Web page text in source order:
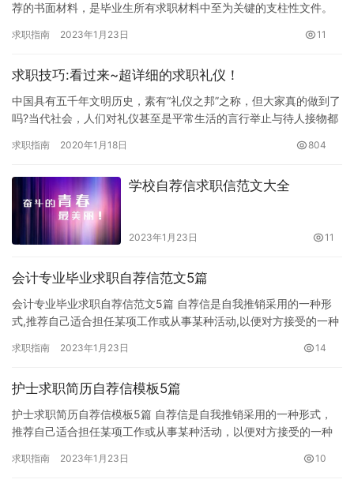
荐的书面材料，是毕业生所有求职材料中至为关键的支柱性文件。
职…
求职指南 2023年1月23日 11
求职技巧:看过来~超详细的求职礼仪！
中国具有五千年文明历史，素有“礼仪之邦”之称，但大家真的做到了
吗?当代社会，人们对礼仪甚至是平常生活的言行举止与待人接物都
求职指南 2020年1月18日 804
学校自荐信求职信范文大全
2023年1月23日 11
会计专业毕业求职自荐信范文5篇
会计专业毕业求职自荐信范文5篇 自荐信是自我推销采用的一种形
式,推荐自己适合担任某项工作或从事某种活动,以便对方接受的一种
求职指南 2023年1月23日 14
护士求职简历自荐信模板5篇
护士求职简历自荐信模板5篇 自荐信是自我推销采用的一种形式，
推荐自己适合担任某项工作或从事某种活动，以便对方接受的一种
有所…
求职指南 2023年1月23日 10